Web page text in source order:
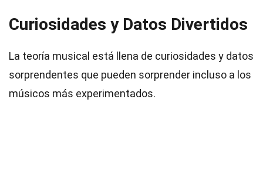
Curiosidades y Datos Divertidos
La teoría musical está llena de curiosidades y datos
sorprendentes que pueden sorprender incluso a los
músicos más experimentados.